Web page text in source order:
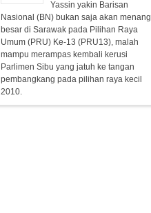
Yassin yakin Barisan
Nasional (BN) bukan saja akan menang
besar di Sarawak pada Pilihan Raya
Umum (PRU) Ke-13 (PRU13), malah
mampu merampas kembali kerusi
Parlimen Sibu yang jatuh ke tangan
pembangkang pada pilihan raya kecil
2010.